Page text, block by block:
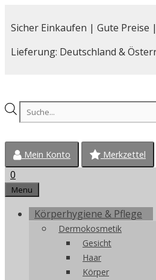
Inhalt
Sicher Einkaufen | Gute Preise |
Lieferung: Deutschland &
Products
search
Mein Konto Merkzettel
0
Menu
Körperhygiene & Pflege
Dermokosmetik
Gesicht
Haar
Körper